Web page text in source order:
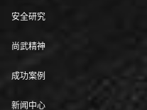
安全研究
尚武精神
成功案例
新闻中心